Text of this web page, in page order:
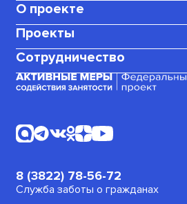
8 (3822) 78-56-72
Служба заботы о гражданах
Каталог программ
Для мам в декрете
Для граждан, ищущих работу
(или трудоустроенных)
Для пенсионеров
Для военнослужащих
О проекте
Центр карьеры
Политика
конфиденциальности
Проекты
Медиаблог
Календарь вебинаров
Сотрудничество
Корпоративное обучение